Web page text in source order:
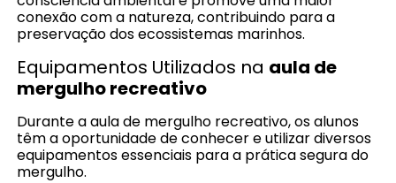
conexão com a natureza, contribuindo para a
preservação dos ecossistemas marinhos.
Equipamentos Utilizados na aula de
mergulho recreativo
Durante a aula de mergulho recreativo, os alunos
têm a oportunidade de conhecer e utilizar diversos
equipamentos essenciais para a prática segura do
mergulho.